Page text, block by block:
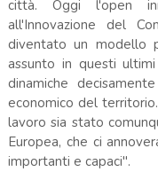
città. Oggi l'open
all'Innovazione del
diventato un modello
assunto in questi
dinamiche
economico del
lavoro sia stato
Europea, che ci
importanti e capaci".